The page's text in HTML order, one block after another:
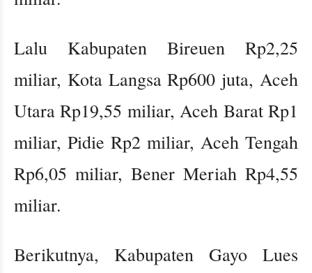
Lalu Kabupaten Bireuen Rp2,25
miliar, Kota Langsa Rp600 juta, Aceh
Utara Rp19,55 miliar, Aceh Barat Rp1
miliar, Pidie Rp2 miliar, Aceh Tengah
Rp6,05 miliar, Bener Meriah Rp4,55
miliar.
Berikutnya, Kabupaten Gayo Lues